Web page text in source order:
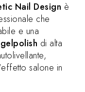
Nail Design è
che
e una
gelpolish di alta
salone in